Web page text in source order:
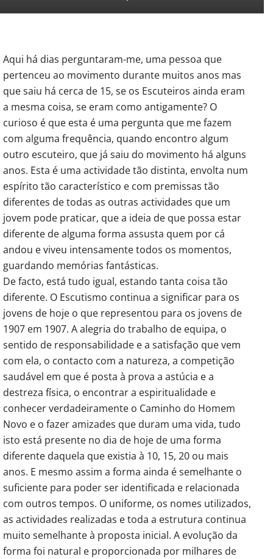
Aqui há dias perguntaram-me, uma pessoa que
pertenceu ao movimento durante muitos anos mas
que saiu há cerca de 15, se os Escuteiros ainda eram
a mesma coisa, se eram como antigamente? O
curioso é que esta é uma pergunta que me fazem
com alguma frequência, quando encontro algum
outro escuteiro, que já saiu do movimento há alguns
anos. Esta é uma actividade tão distinta, envolta num
espírito tão característico e com premissas tão
diferentes de todas as outras actividades que um
jovem pode praticar, que a ideia de que possa estar
diferente de alguma forma assusta quem por cá
andou e viveu intensamente todos os momentos,
guardando memórias fantásticas.
De facto, está tudo igual, estando tanta coisa tão
diferente. O Escutismo continua a significar para os
jovens de hoje o que representou para os jovens de
1907 em 1907. A alegria do trabalho de equipa, o
sentido de responsabilidade e a satisfação que vem
com ela, o contacto com a natureza, a competição
saudável em que é posta à prova a astúcia e a
destreza física, o encontrar a espiritualidade e
conhecer verdadeiramente o Caminho do Homem
Novo e o fazer amizades que duram uma vida, tudo
isto está presente no dia de hoje de uma forma
diferente daquela que existia à 10, 15, 20 ou mais
anos. E mesmo assim a forma ainda é semelhante o
suficiente para poder ser identificada e relacionada
com outros tempos. O uniforme, os nomes utilizados,
as actividades realizadas e toda a estrutura continua
muito semelhante à proposta inicial. A evolução da
forma foi natural e proporcionada por milhares de